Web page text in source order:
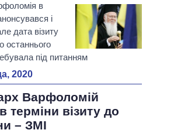
в
і
дата візиту
останнього
під питанням
2020
Варфоломій
терміни візиту до
– ЗМІ